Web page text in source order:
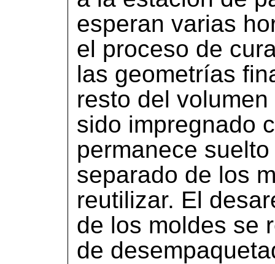
esperan varias
el proceso de
las geometrías
resto del
sido impregnado
permanece
separado de los
reutilizar. El
de los moldes se
de